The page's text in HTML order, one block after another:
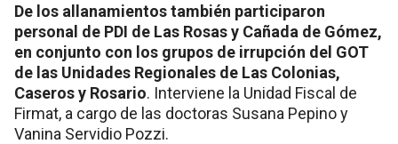
De los allanamientos también participaron
personal de PDI de Las Rosas y Cañada de Gómez,
en conjunto con los grupos de irrupción del GOT
de las Unidades Regionales de Las Colonias,
Caseros y Rosario. Interviene la Unidad Fiscal de
Firmat, a cargo de las doctoras Susana Pepino y
Vanina Servidio Pozzi.